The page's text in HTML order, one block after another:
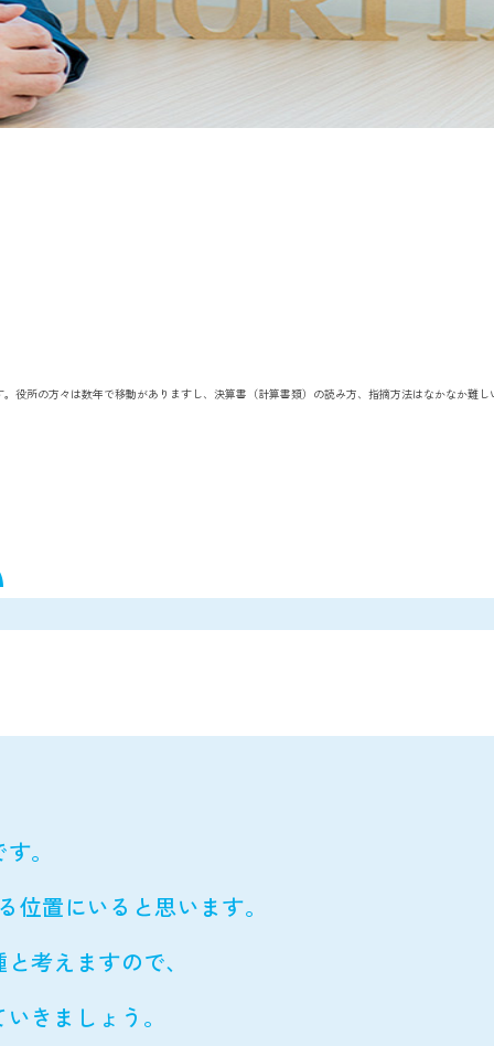
所の方々は数年で移動がありますし、決算書（計算書類）の読み方、指摘方法はなかなか難
。
置にいると思います。
考えますので、
きましょう。